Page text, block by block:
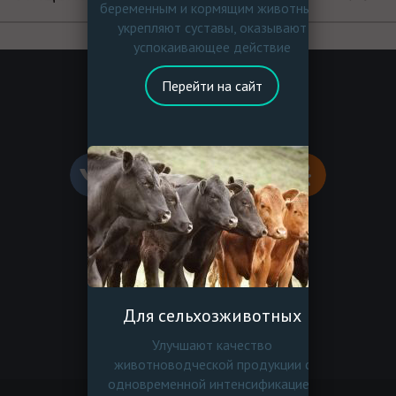
По вопросам рекламы
ecohimtech.pr@yandex.ru
Политика конфиденциальности
Пользовательское соглашение
беременным и кормящим животным,
укрепляют суставы, оказывают
успокаивающее действие
Перейти на сайт
Для сельхозживотных
Улучшают качество
животноводческой продукции с
одновременной интенсификацией